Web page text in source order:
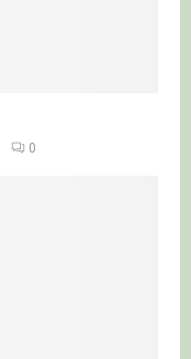
0